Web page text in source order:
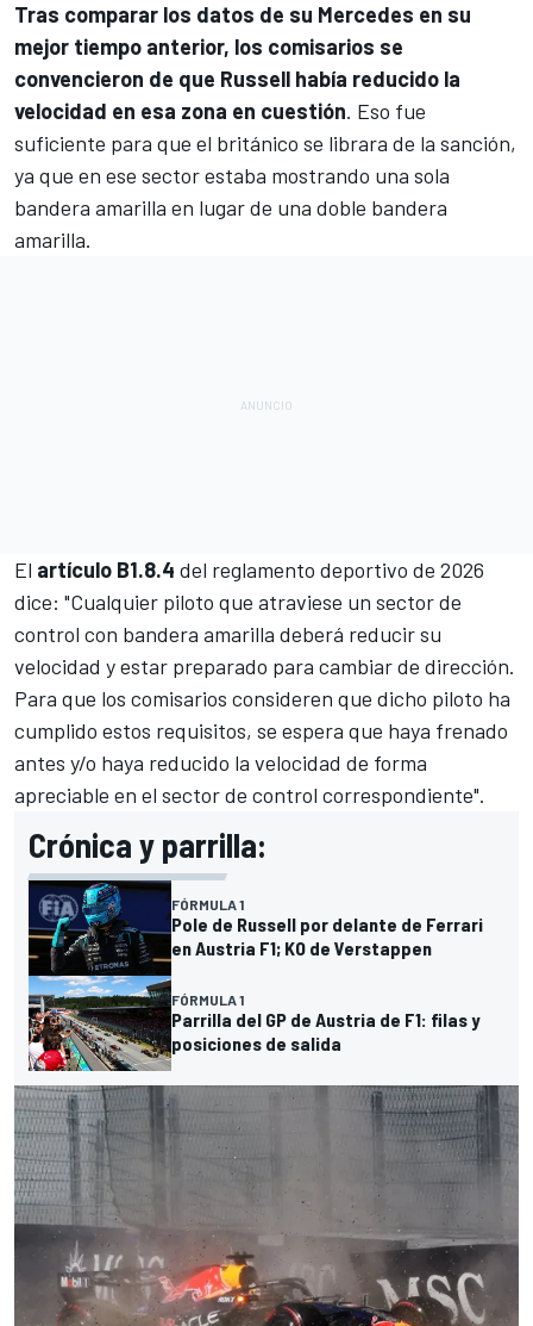
Tras comparar los datos de su Mercedes en su
mejor tiempo anterior, los comisarios se
convencieron de que Russell había reducido la
velocidad en esa zona en cuestión. Eso fue
suficiente para que el británico se librara de la sanción,
ya que en ese sector estaba mostrando una sola
bandera amarilla en lugar de una doble bandera
amarilla.
El artículo B1.8.4 del reglamento deportivo de 2026
dice: "Cualquier piloto que atraviese un sector de
control con bandera amarilla deberá reducir su
velocidad y estar preparado para cambiar de dirección.
Para que los comisarios consideren que dicho piloto ha
cumplido estos requisitos, se espera que haya frenado
antes y/o haya reducido la velocidad de forma
apreciable en el sector de control correspondiente".
Crónica y parrilla:
FÓRMULA 1
Pole de Russell por delante de Ferrari
en Austria F1; KO de Verstappen
FÓRMULA 1
Parrilla del GP de Austria de F1: filas y
posiciones de salida